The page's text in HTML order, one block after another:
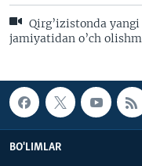
Qirg’izistonda
jamiyatidan o’ch
BO'LIMLAR